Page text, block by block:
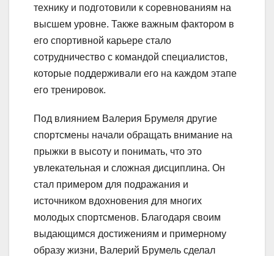
технику и подготовили к соревнованиям на
высшем уровне. Также важным фактором в
его спортивной карьере стало
сотрудничество с командой специалистов,
которые поддерживали его на каждом этапе
его тренировок.
Под влиянием Валерия Брумеля другие
спортсмены начали обращать внимание на
прыжки в высоту и понимать, что это
увлекательная и сложная дисциплина. Он
стал примером для подражания и
источником вдохновения для многих
молодых спортсменов. Благодаря своим
выдающимся достижениям и примерному
образу жизни, Валерий Брумель сделал